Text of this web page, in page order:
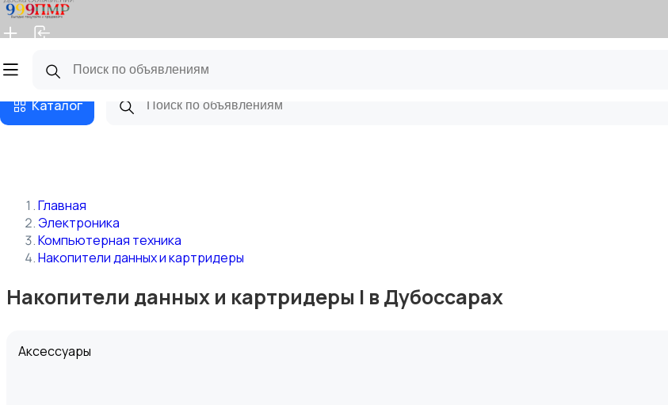
Главная
Каталог
Главная
Электроника
Компьютерная техника
Накопители данных и картридеры
Накопители данных и картридеры | в Дубоссарах
Аксессуары